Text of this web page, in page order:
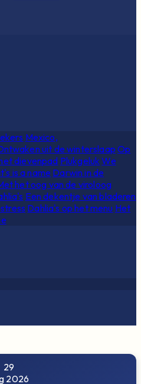
Mexico,
uit de winterslaap Op
dievenpad Plukgeluk We
is a name Darwin in de
het oog van de viroloog
Een dekentje van bladeren
Dahlia's op het menu Het
29
2026